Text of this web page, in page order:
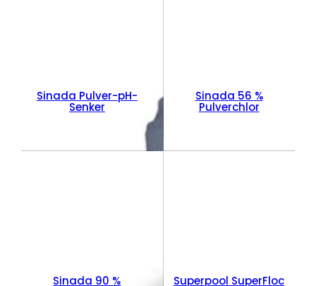
Sinada Pulver-pH-
Senker
Sinada 56 %
Pulverchlor
Sinada 90 % Superpool SuperFloc